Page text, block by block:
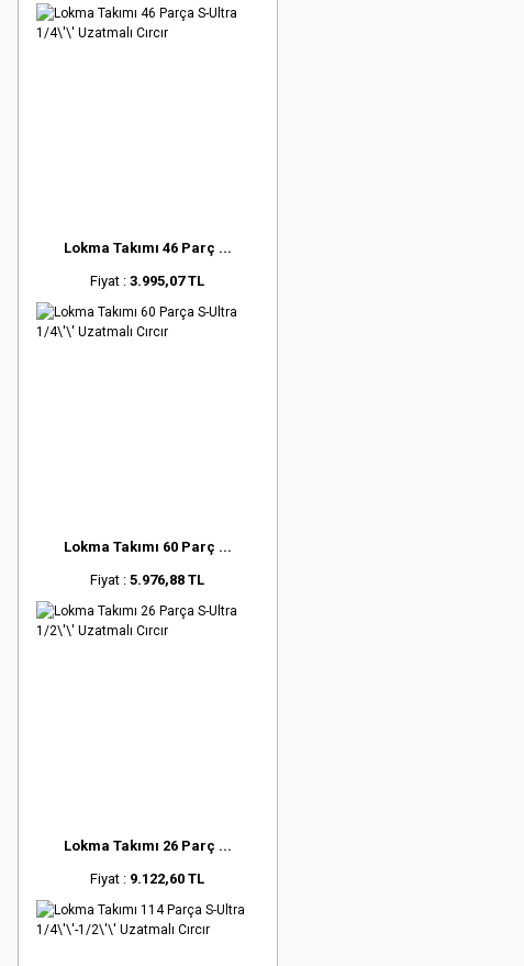
Lokma Takımı 46 Parç ...
Fiyat :3.995,07 TL
Lokma Takımı 60 Parç ...
Fiyat :5.976,88 TL
Lokma Takımı 26 Parç ...
Fiyat : 9.122,60 TL